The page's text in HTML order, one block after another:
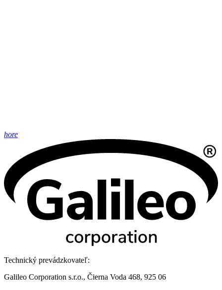
hore
Technický prevádzkovateľ:
Galileo Corporation s.r.o., Čierna Voda 468, 925 06